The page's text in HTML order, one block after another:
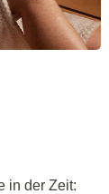
in der Zeit: